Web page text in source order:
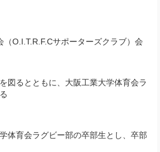
O.I.T.R.F.Cサポーターズクラブ）会
図るとともに、大阪工業大学体育会ラ
体育会ラグビー部の卒部生とし、卒部